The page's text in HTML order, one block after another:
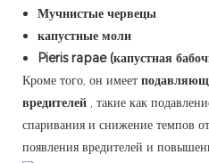
Мучнистые червецы
капустные моли
Pieris rapae (капустная
Кроме того, он имеет
вредителей , такие как
спаривания и снижение темпов
появления вредителей и